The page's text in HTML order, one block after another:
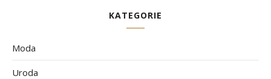
KATEGORIE
Moda
Uroda